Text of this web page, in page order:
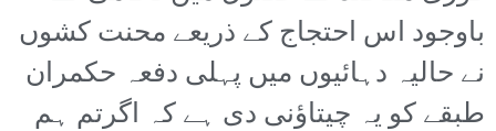
باوجود اس احتجاج کے ذریعے محنت کشوں
نے حالیہ دہائیوں میں پہلی دفعہ حکمران
طبقے کو یہ چیتاؤنی دی ہے کہ اگرتم ہم